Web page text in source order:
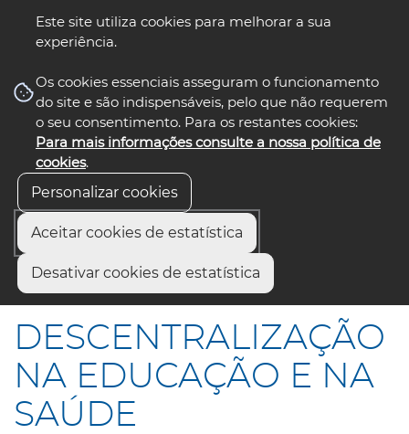
Este site utiliza cookies para melhorar a sua
experiência.
Os cookies essenciais asseguram o funcionamento
do site e são indispensáveis, pelo que não requerem
o seu consentimento. Para os restantes cookies:
Para mais informações consulte a nossa política de
cookies.
Personalizar cookies
Aceitar cookies de estatística
Desativar cookies de estatística
nos select language
Início
DESCENTRALIZAÇÃO NA EDUCAÇÃO E NA SAÚDE
DESCENTRALIZAÇÃO
NA EDUCAÇÃO E NA
SAÚDE